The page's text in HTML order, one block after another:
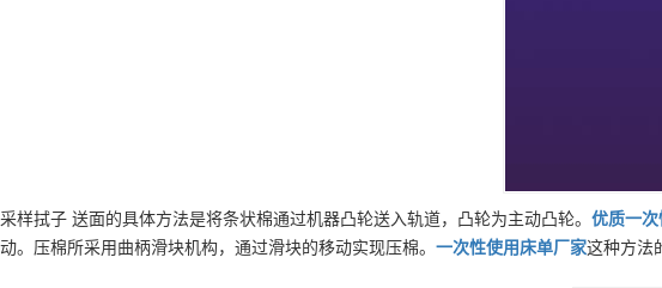
采样拭子 送面的具体方法是将条状棉通过机器凸轮送入轨道，凸轮为主动凸轮。 优质一次
动。压棉所采用曲柄滑块机构，通过滑块的移动实现压棉。 一次性使用床单厂家这种方法